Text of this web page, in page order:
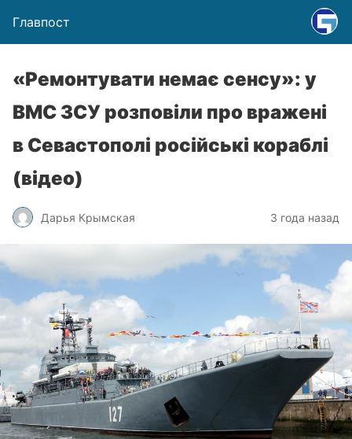
Главпост
«Ремонтувати немає сенсу»: у
ВМС ЗСУ розповіли про вражені
в Севастополі російські кораблі
(відео)
Дарья Крымская 3 года назад